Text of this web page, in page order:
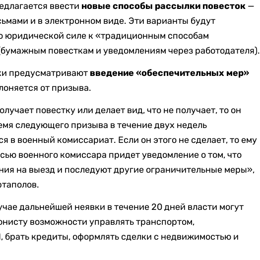
ввести новые способы рассылки повесток —
и в электронном виде. Эти варианты будут
юридической силе к «традиционным способам
повесткам и уведомлениям через работодателя).
предусматривают введение «обеспечительных мер»
от призыва.
повестку или делает вид, что не получает, то он
следующего призыва в течение двух недель
в военный комиссариат. Если он этого не сделает, то ему
военного комиссара придет уведомление о том, что
на выезд и последуют другие ограничительные меры»,
дальнейшей неявки в течение 20 дней власти могут
возможности управлять транспортом,
брать кредиты, оформлять сделки с недвижимостью и